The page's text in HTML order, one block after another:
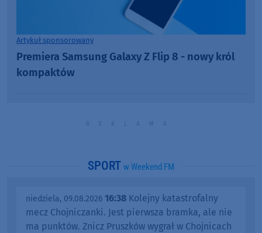
Artykuł sponsorowany
Premiera Samsung Galaxy Z Flip 8 - nowy król
kompaktów
SPORT w Weekend FM
niedziela, 09.08.2026 16:38 Kolejny katastrofalny
mecz Chojniczanki. Jest pierwsza bramka, ale nie
ma punktów. Znicz Pruszków wygrał w Chojnicach